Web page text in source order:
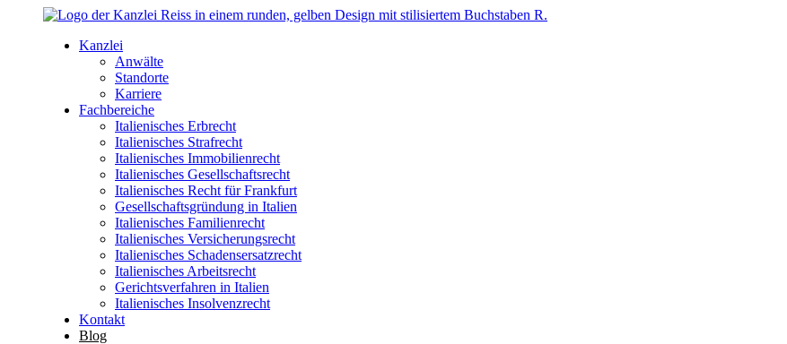
Kanzlei
Anwälte
Standorte
Karriere
Fachbereiche
Italienisches Erbrecht
Italienisches Strafrecht
Italienisches Immobilienrecht
Italienisches Gesellschaftsrecht
Italienisches Recht für Frankfurt
Gesellschaftsgründung in Italien
Italienisches Familienrecht
Italienisches Versicherungsrecht
Italienisches Schadensersatzrecht
Italienisches Arbeitsrecht
Gerichtsverfahren in Italien
Italienisches Insolvenzrecht
Kontakt
Blog